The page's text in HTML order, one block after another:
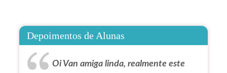
Depoimentos de Alunas
Oi Van amiga linda, realmente este